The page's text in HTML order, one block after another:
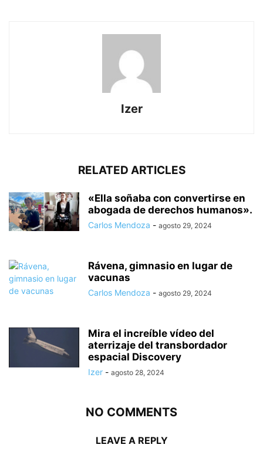
Izer
RELATED ARTICLES
«Ella soñaba con convertirse en
abogada de derechos humanos».
Carlos Mendoza - agosto 29, 2024
Rávena, gimnasio en lugar de
vacunas
Carlos Mendoza - agosto 29, 2024
Mira el increíble vídeo del
aterrizaje del transbordador
espacial Discovery
Izer - agosto 28, 2024
NO COMMENTS
LEAVE A REPLY